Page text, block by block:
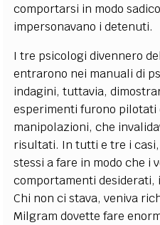
comportarsi in modo
impersonavano i detenuti.
I tre psicologi divennero
entrarono nei manuali di
indagini, tuttavia,
esperimenti furono pilotati
manipolazioni, che
risultati. In tutti e tre i
stessi a fare in modo che i
comportamenti
Chi non ci stava, veniva
Milgram dovette fare